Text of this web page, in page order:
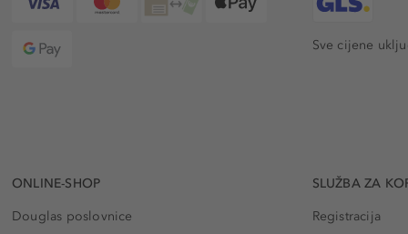
Sve cijene
ONLINE-SHOP
Douglas poslovnice
SLUŽBA ZA
Registracija